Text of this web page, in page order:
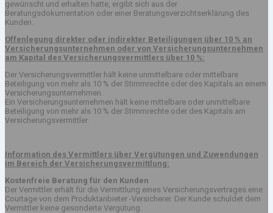
gewünscht und erhalten hatte, ergibt sich aus der
Beratungsdokumentation oder einer Beratungsverzichtserklärung des
Kunden.
Offenlegung direkter oder indirekter Beteiligungen über 10 % an
Versicherungsunternehmen oder von Versicherungsunternehmen
am Kapital des Versicherungsvermittlers über 10 %:
Der Versicherungsvermittler hält keine unmittelbare oder mittelbare
Beteiligung von mehr als 10 % der Stimmrechte oder des Kapitals an einem
Versicherungsunternehmen.
Ein Versicherungsunternehmen hält keine mittelbare oder unmittelbare
Beteiligung von mehr als 10 % der Stimmrechte oder des Kapitals am
Versicherungsvermittler.
Information des Vermittlers über Vergütungen und Zuwendungen
im Bereich der Versicherungsvermittlung:
Kostenfreie Beratung für den Kunden
Der Vermittler erhält für die Vermittlung eines Versicherungsvertrages eine
Courtage von dem Produktanbieter -Versicherer. Der Kunde schuldet dem
Vermittler keine gesonderte Vergütung.